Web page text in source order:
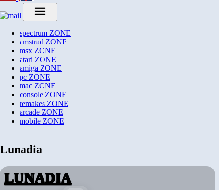
spectrum ZONE
amstrad ZONE
msx ZONE
atari ZONE
amiga ZONE
pc ZONE
mac ZONE
console ZONE
remakes ZONE
arcade ZONE
mobile ZONE
Lunadia
LUNADIA